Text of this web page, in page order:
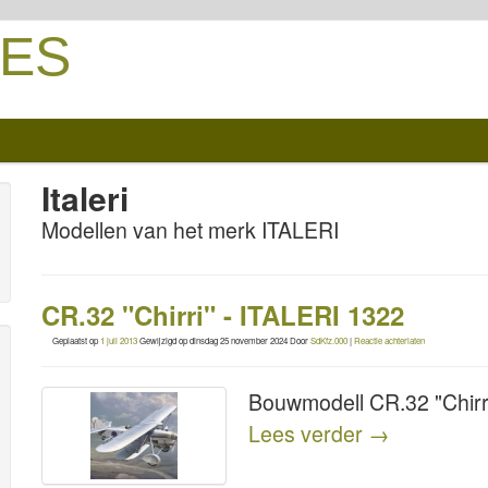
Italeri
Modellen van het merk ITALERI
CR.32 "Chirri" - ITALERI 1322
Geplaatst op1 juli 2013Gewijzigd opdinsdag 25 november 2024DoorSdKfz.000|Reactie achterlaten
Bouwmodell CR.32
Lees verder →